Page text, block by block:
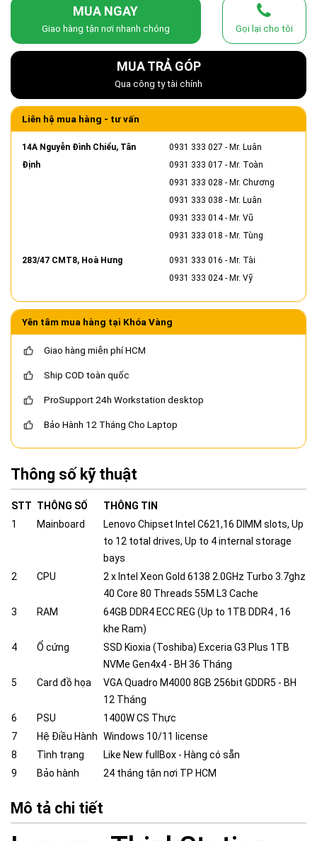
MUA NGAY
Giao hàng tận nơi nhanh chóng Gọi lại cho tôi
MUA TRẢ GÓP
Qua công ty tài chính
Liên hệ mua hàng - tư vấn
14A Nguyễn Đình Chiểu, Tân
Định
0931 333 027 - Mr. Luân
0931 333 017 - Mr. Toàn
0931 333 028 - Mr. Chương
0931 333 038 - Mr. Luân
0931 333 014- Mr. Vũ
0931 333 018 - Mr. Tùng
283/47 CMT8, Hoà Hưng 0931 333 016 - Mr. Tài
0931 333 024- Mr. Vỹ
Yên tâm mua hàng tại Khóa Vàng
Giao hàng miễn phí HCM
Ship COD toàn quốc
ProSupport 24h Workstation desktop
Bảo Hành 12 Tháng Cho Laptop
Thông số kỹ thuật
STT THÔNG SỐ
THÔNG TIN
1
Mainboard
Lenovo Chipset Intel C621,16 DIMM slots, Up
to 12 total drives, Up to 4 internal storage
bays
2
CPU
2 x Intel Xeon Gold 6138 2.0GHz Turbo 3.7ghz
40 Core 80 Threads 55M L3 Cache
3
RAM
64GB DDR4 ECC REG (Up to 1TB DDR4 , 16
khe Ram)
4
Ổ cứng
SSD Kioxia (Toshiba) Exceria G3 Plus 1TB
NVMe Gen4x4 - BH 36 Tháng
5
Card đồ họa
VGA Quadro M4000 8GB 256bit GDDR5 - BH
12 Tháng
6
PSU
1400W CS Thực
7
Hệ Điều Hành Windows 10/11 license
8
Tình trạng
Like New fullBox - Hàng có sẵn
9
Bảo hành 24 tháng tận nơi TP HCM
Mô tả chi tiết